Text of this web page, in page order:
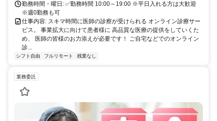
勤務時間・曜日: ✅勤務時間 10:00～19:00 ※平日入れる方は大歓迎
※週0勤務も可
仕事内容: スキマ時間に医師の診察が受けられる オンライン診療サー
ビス。 事業拡大に向けて患者様に 高品質な医療の提供をしていくた
め、 医師の皆様のお力添えが必要です！ ご自宅などでのオンライン
診...
シフト自由 フルリモート 残業なし
業務委託